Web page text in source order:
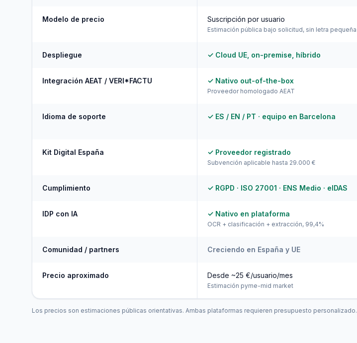
Modelo de precio Suscripción por usuario
Estimación pública bajo solicitud, sin letra pequeña
Despliegue ✓ Cloud UE, on-premise, híbrido
Integración AEAT / VERI*FACTU ✓ Nativo out-of-the-box
Proveedor homologado AEAT
Idioma de soporte ✓ ES / EN / PT · equipo en Barcelona
Kit Digital España ✓ Proveedor registrado
Subvención aplicable hasta 29.000 €
Cumplimiento ✓ RGPD · ISO 27001 · ENS Medio · eIDAS
IDP con IA ✓ Nativo en plataforma
OCR + clasificación + extracción, 99,4%
Comunidad / partners Creciendo en España y UE
Precio aproximado Desde ~25 €/usuario/mes
Estimación pyme-mid market
Los precios son estimaciones públicas orientativas. Ambas plataformas requieren presupuesto personalizado.